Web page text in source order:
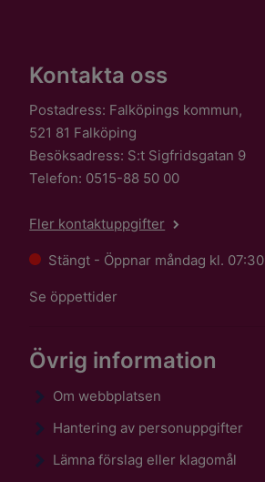
Kontakta oss
Postadress: Falköpings kommun,
521 81 Falköping
Besöksadress: S:t Sigfridsgatan 9
Telefon: 0515-88 50 00
Fler kontaktuppgifter
Stängt - Öppnar måndag kl. 07:30
Se öppettider
Övrig information
Om webbplatsen
Hantering av personuppgifter
Lämna förslag eller klagomål